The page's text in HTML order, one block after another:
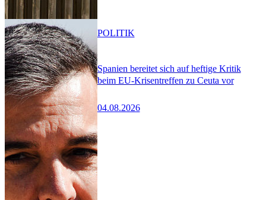
Spanien bereitet sich auf heftige Kritik
beim EU-Krisentreffen zu Ceuta vor
04.08.2026
POLITIK